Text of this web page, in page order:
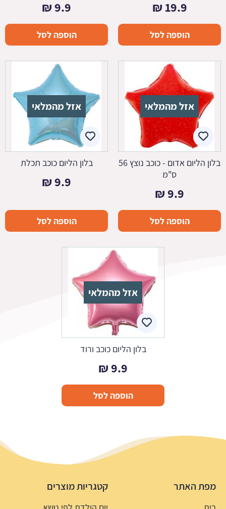
19.9
₪
הוספה לסל
9.9
₪
הוספה לסל
אזל מהמלאי
בלון הליום אדום - כוכב נוצץ 56
ס"מ
9.9
₪
הוספה לסל
אזל מהמלאי
בלון הליום כוכב תכלת
9.9
₪
הוספה לסל
אזל מהמלאי
בלון הליום כוכב ורוד
9.9
₪
הוספה לסל
מפת האתר קטגריות מוצרים